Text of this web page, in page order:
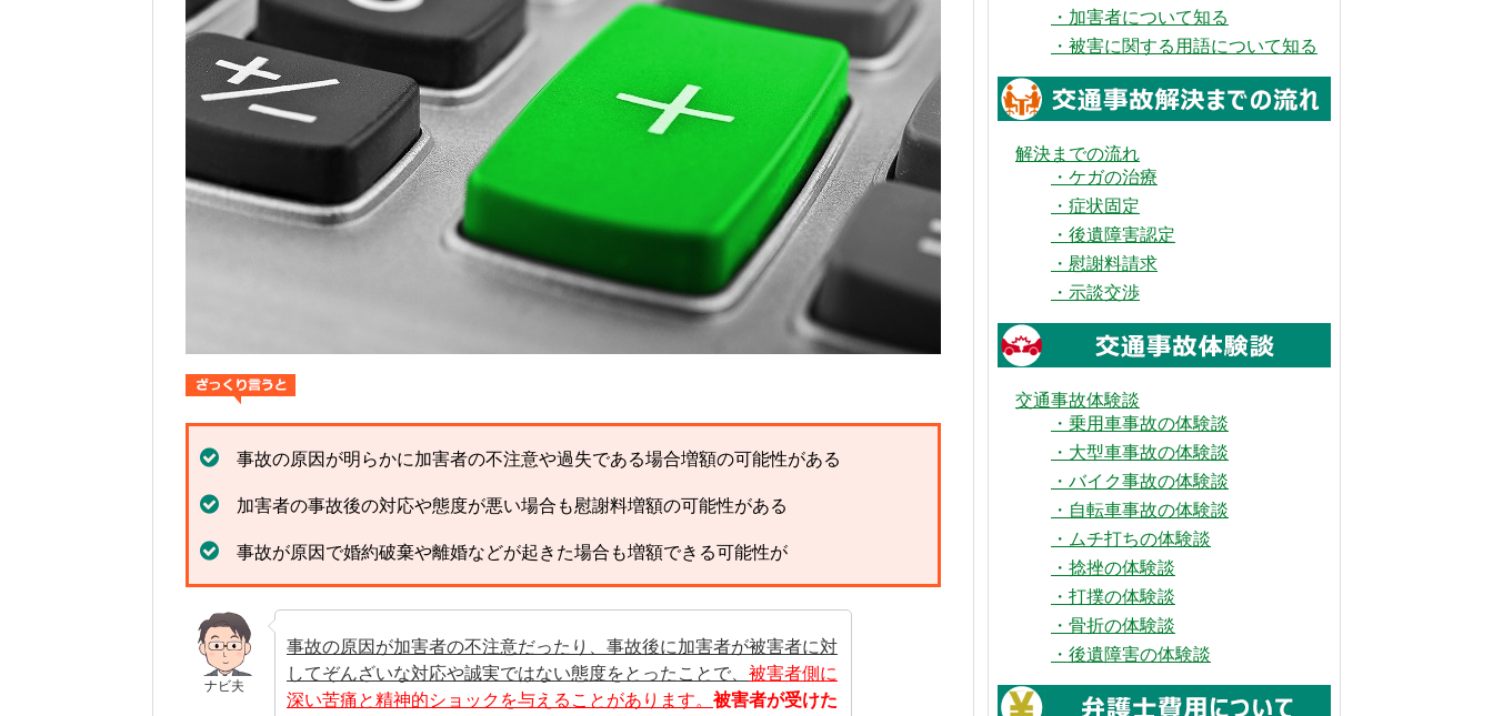
事故の原因が明らかに加害者の不注意や過失である場合増額の可能性がある
加害者の事故後の対応や態度が悪い場合も慰謝料増額の可能性がある
事故が原因で婚約破棄や離婚などが起きた場合も増額できる可能性が
ナビ夫
事故の原因が加害者の不注意だったり、事故後に加害者が被害者に対
してぞんざいな対応や誠実ではない態度をとったことで、 被害者側に
深い苦痛と精神的ショックを与えることがあります。 被害者が受けた
・加害者について知る
・被害に関する用語について知る
解決までの流れ
・ケガの治療
・症状固定
・後遺障害認定
・慰謝料請求
・示談交渉
交通事故体験談
・乗用車事故の体験談
・大型車事故の体験談
・バイク事故の体験談
・自転車事故の体験談
・ムチ打ちの体験談
・捻挫の体験談
・打撲の体験談
・骨折の体験談
・後遺障害の体験談